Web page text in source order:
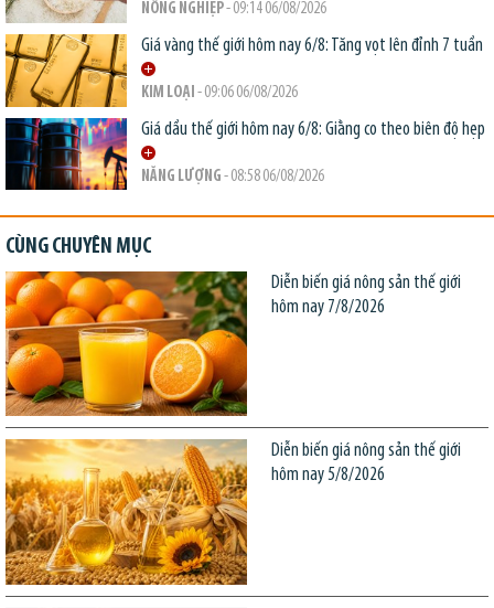
NÔNG NGHIỆP- 09:14 06/08/2026
Giá vàng thế giới hôm nay 6/8: Tăng vọt lên đỉnh 7 tuần
KIM LOẠI - 09:06 06/08/2026
Giá dầu thế giới hôm nay 6/8: Giằng co theo biên độ hẹp
NĂNG LƯỢNG - 08:58 06/08/2026
CÙNG CHUYÊN MỤC
Diễn biến giá nông sản thế giới
hôm nay 7/8/2026
Diễn biến giá nông sản thế giới
hôm nay 5/8/2026